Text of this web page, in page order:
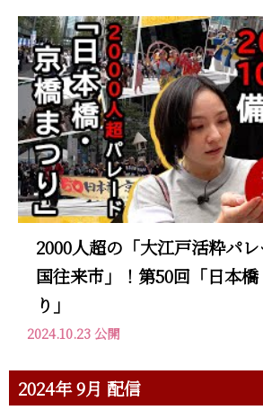
2000人超の「大江戸活粋パ
国往来市」！第50回「日本
り」
2024.10.23 公開
2024年 9月 配信